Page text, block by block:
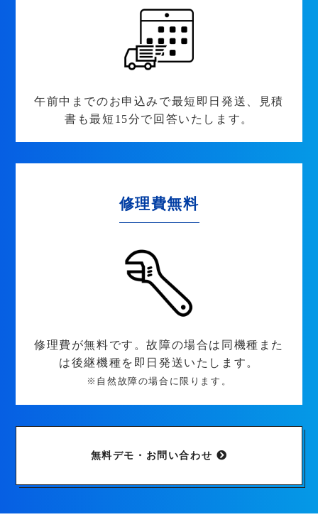
午前中までのお申込みで最短即日発送、見積
書も最短15分で回答いたします。
修理費無料
修理費が無料です。故障の場合は同機種また
は後継機種を即日発送いたします。
※自然故障の場合に限ります。
無料デモ・お問い合わせ